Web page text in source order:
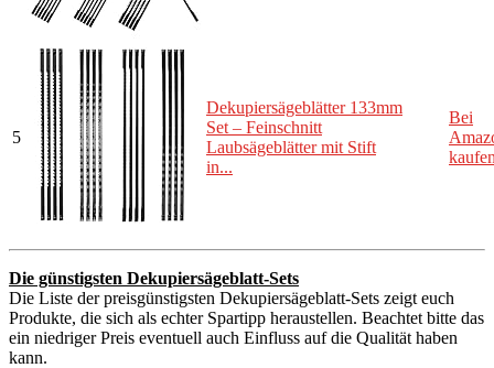
5
Dekupiersägeblätter 133mm
Set – Feinschnitt
Laubsägeblätter mit Stift
in...
Bei
Die günstigsten Dekupiersägeblatt-Sets
Die Liste der preisgünstigsten Dekupiersägeblatt-Sets zeigt euch
Produkte, die sich als echter Spartipp heraustellen. Beachtet bitte das
ein niedriger Preis eventuell auch Einfluss auf die Qualität haben
kann.